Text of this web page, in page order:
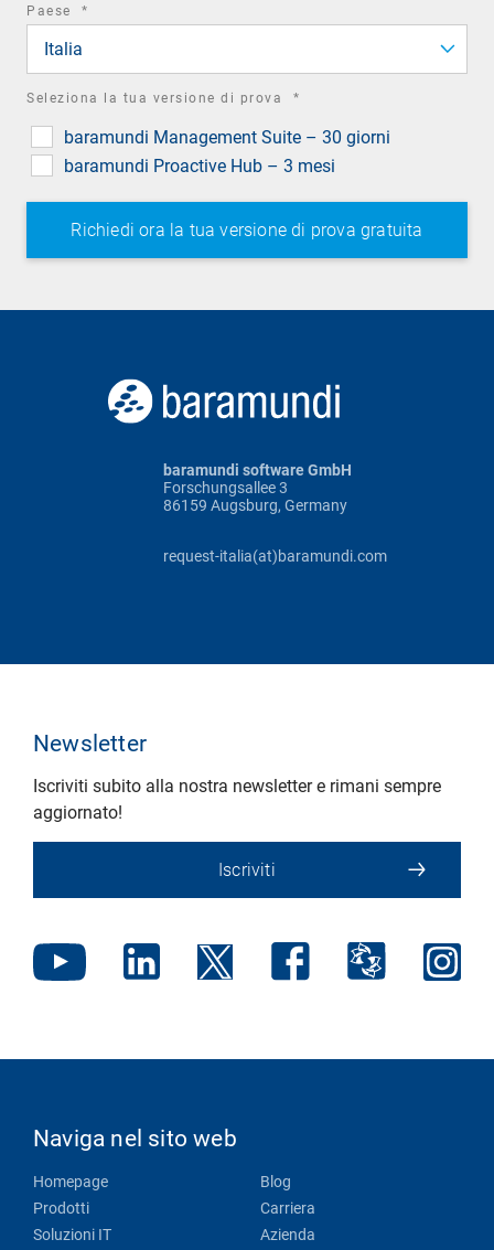
Paese *
Italia
Seleziona la tua versione di prova *
baramundi Management Suite – 30 giorni
baramundi Proactive Hub – 3 mesi
baramundi software GmbH
Forschungsallee 3
86159 Augsburg, Germany
request-italia(at)baramundi.com
Newsletter
Iscriviti subito alla nostra newsletter e rimani sempre
aggiornato!
Iscriviti
Naviga nel sito web
Homepage
Prodotti
Soluzioni IT
Blog
Carriera
Azienda